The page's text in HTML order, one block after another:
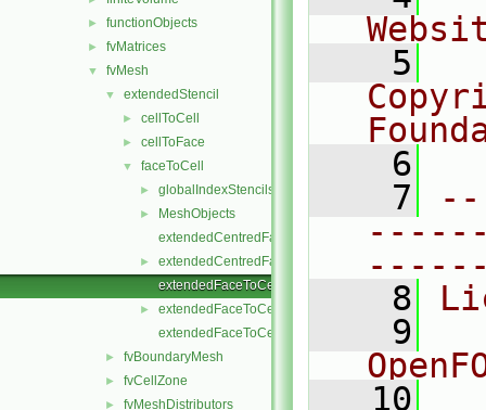
► functionObjects
► fvMatrices
▼ fvMesh
▼ extendedStencil
► cellToCell
► cellToFace
▼ faceToCell
► globalIndexStencils
►
MeshObjects
extendedCentredFaceToCellStencil.C
►
extendedCentredFaceToCellStencil.H
extendedFaceToCellStencil.C
►
extendedFaceToCellStencil.H
extendedFaceToCellStencilTemplates.C
► fvBoundaryMesh
► fvCellZone
► fvMeshDistributors
    5
    6
    7
    8
    9
   10